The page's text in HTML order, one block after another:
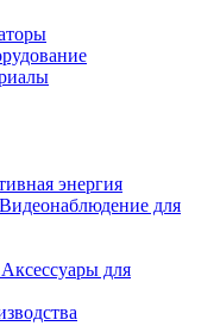
энергия
Видеонаблюдение для
Аксессуары для